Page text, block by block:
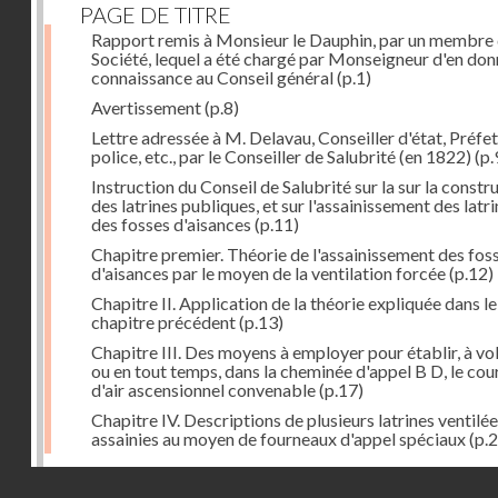
PAGE DE TITRE
Rapport remis à Monsieur le Dauphin, par un membre
Société, lequel a été chargé par Monseigneur d'en
connaissance au Conseil général(p.1)
Avertissement(p.8)
Lettre adressée à M. Delavau, Conseiller d'état,
police, etc., par le Conseiller de Salubrité (en 1822)
Instruction du Conseil de Salubrité sur la sur la
des latrines publiques, et sur l'assainissement des
des fosses d'aisances (p.11)
Chapitre premier. Théorie de l'assainissement des
d'aisances par le moyen de la ventilation forcée(p.12)
Chapitre II. Application de la théorie expliquée dans le
chapitre précédent(p.13)
Chapitre III. Des moyens à employer pour établir, à
ou en tout temps, dans la cheminée d'appel B D, le
d'air ascensionnel convenable(p.17)
Chapitre IV. Descriptions de plusieurs latrines
assainies au moyen de fourneaux d'appel spéciaux
Dernière image